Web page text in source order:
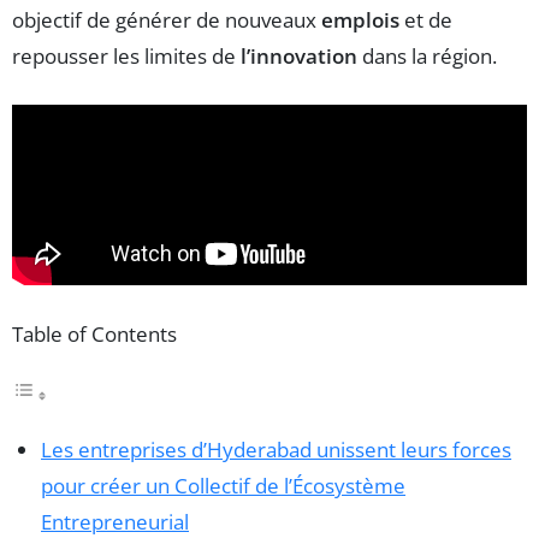
objectif de générer de nouveauxemplois et de
repousser les limites de l’innovation dans la région.
Table of Contents
Les entreprises d’Hyderabad unissent leurs forces
pour créer un Collectif de l’Écosystème
Entrepreneurial